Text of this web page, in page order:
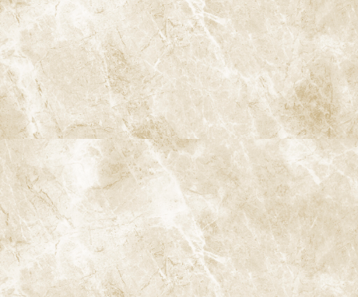
プレジデント誌が実施したアンケートによれば、多くの人が定期
検診を怠ったことを後悔しています。治療が必要になる前に定期
的なケアを行っていれば、虫歯や歯周病を未然に防ぐことができ
たと感じている人が多いことが明らかになっています。